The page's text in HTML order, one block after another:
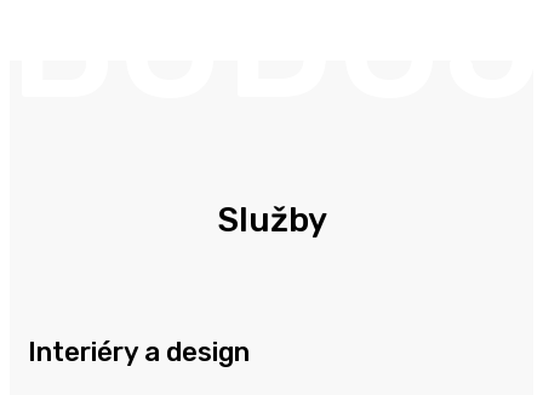
Služby
Interiéry a design